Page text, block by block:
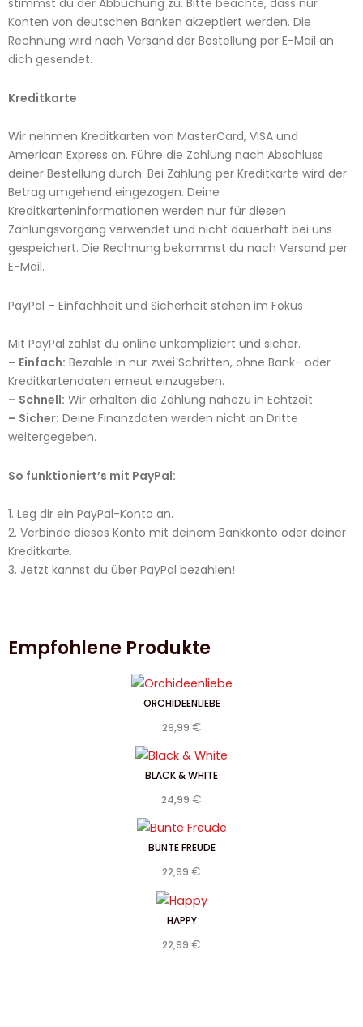
stimmst du der Abbuchung zu. Bitte beachte, dass nur
Konten von deutschen Banken akzeptiert werden. Die
Rechnung wird nach Versand der Bestellung per E-Mail an
dich gesendet.
Kreditkarte
Wir nehmen Kreditkarten von MasterCard, VISA und
American Express an. Führe die Zahlung nach Abschluss
deiner Bestellung durch. Bei Zahlung per Kreditkarte wird der
Betrag umgehend eingezogen. Deine
Kreditkarteninformationen werden nur für diesen
Zahlungsvorgang verwendet und nicht dauerhaft bei uns
gespeichert. Die Rechnung bekommst du nach Versand per
E-Mail.
PayPal – Einfachheit und Sicherheit stehen im Fokus
Mit PayPal zahlst du online unkompliziert und sicher.
– Einfach: Bezahle in nur zwei Schritten, ohne Bank- oder
Kreditkartendaten erneut einzugeben.
– Schnell: Wir erhalten die Zahlung nahezu in Echtzeit.
– Sicher: Deine Finanzdaten werden nicht an Dritte
weitergegeben.
So funktioniert’s mit PayPal:
1. Leg dir ein PayPal-Konto an.
2. Verbinde dieses Konto mit deinem Bankkonto oder deiner
Kreditkarte.
3. Jetzt kannst du über PayPal bezahlen!
Empfohlene Produkte
ORCHIDEENLIEBE
29,99 €
BLACK & WHITE
24,99 €
BUNTE FREUDE
22,99 €
HAPPY
22,99 €